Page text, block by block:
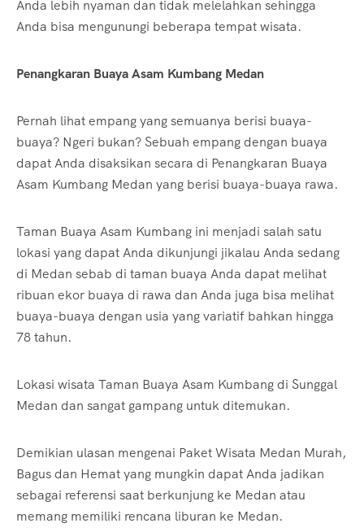
Anda lebih nyaman dan tidak melelahkan sehingga
Anda bisa mengunungi beberapa tempat wisata.
Penangkaran Buaya Asam Kumbang Medan
Pernah lihat empang yang semuanya berisi buaya-
buaya? Ngeri bukan? Sebuah empang dengan buaya
dapat Anda disaksikan secara di Penangkaran Buaya
Asam Kumbang Medan yang berisi buaya-buaya rawa.
Taman Buaya Asam Kumbang ini menjadi salah satu
lokasi yang dapat Anda dikunjungi jikalau Anda sedang
di Medan sebab di taman buaya Anda dapat melihat
ribuan ekor buaya di rawa dan Anda juga bisa melihat
buaya-buaya dengan usia yang variatif bahkan hingga
78 tahun.
Lokasi wisata Taman Buaya Asam Kumbang di Sunggal
Medan dan sangat gampang untuk ditemukan.
Demikian ulasan mengenai Paket Wisata Medan Murah,
Bagus dan Hemat yang mungkin dapat Anda jadikan
sebagai referensi saat berkunjung ke Medan atau
memang memiliki rencana liburan ke Medan.